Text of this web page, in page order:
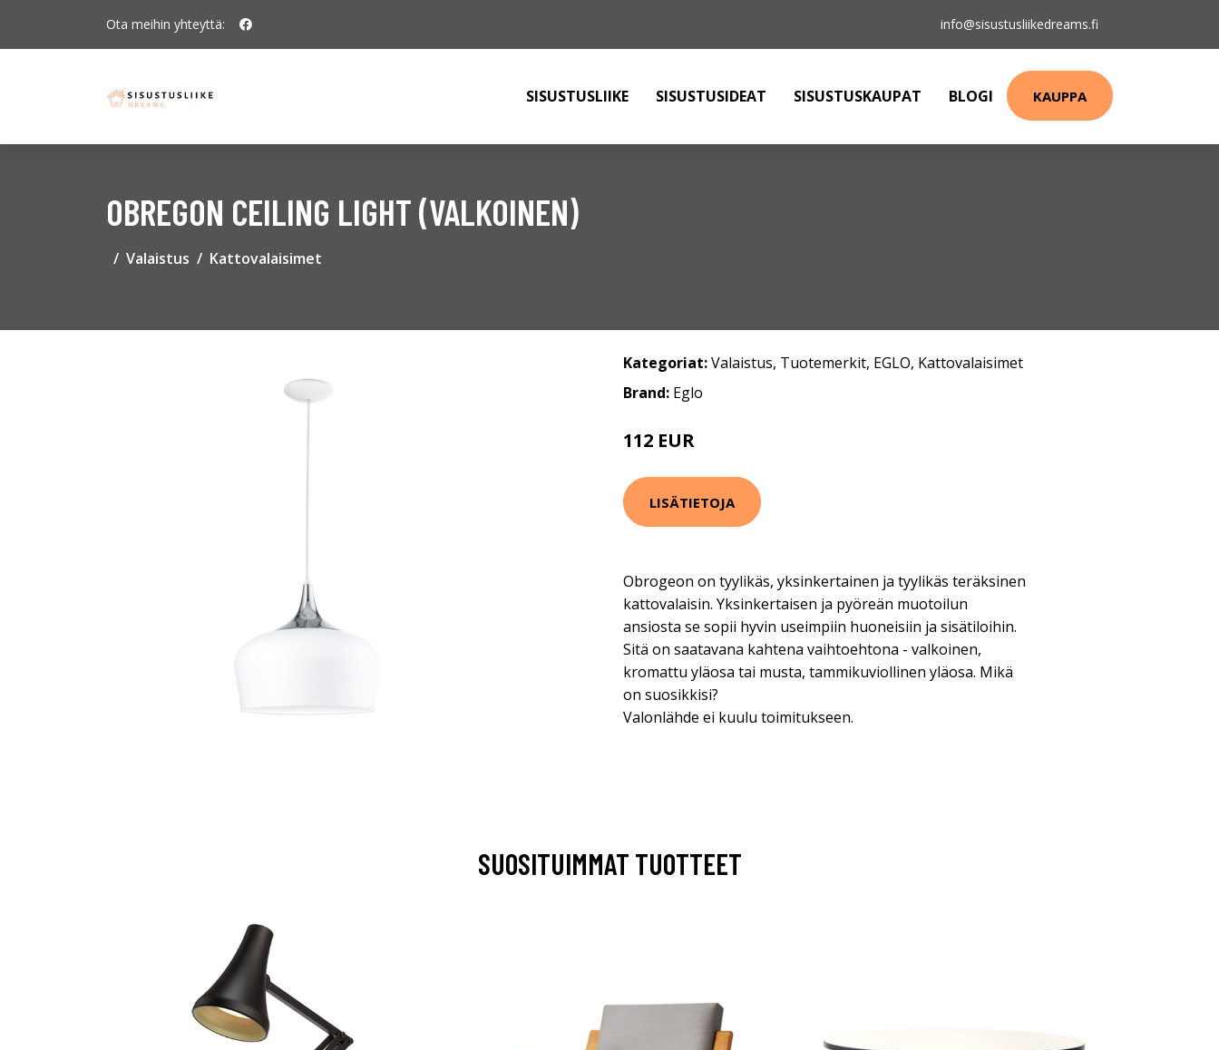
Ota meihin yhteyttä: info@sisustusliikedreams.fi
SISUSTUSLIIKE SISUSTUSIDEAT SISUSTUSKAUPAT BLOGI KAUPPA
OBREGON CEILING LIGHT (VALKOINEN)
Valaistus Kattovalaisimet
Kategoriat:Valaistus, Tuotemerkit, EGLO, Kattovalaisimet
Brand: Eglo
112 EUR
LISÄTIETOJA
Obrogeon on tyylikäs, yksinkertainen ja tyylikäs teräksinen
kattovalaisin. Yksinkertaisen ja pyöreän muotoilun
ansiosta se sopii hyvin useimpiin huoneisiin ja sisätiloihin.
Sitä on saatavana kahtena vaihtoehtona - valkoinen,
kromattu yläosa tai musta, tammikuviollinen yläosa. Mikä
on suosikkisi?
Valonlähde ei kuulu toimitukseen.
SUOSITUIMMAT TUOTTEET